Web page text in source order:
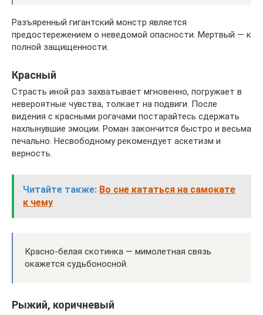
Разъяренный гигантский монстр является
предостережением о неведомой опасности. Мертвый — к
полной защищенности.
Красный
Страсть иной раз захватывает мгновенно, погружает в
невероятные чувства, толкает на подвиги. После
видения с красными рогачами постарайтесь сдержать
нахлынувшие эмоции. Роман закончится быстро и весьма
печально. Несвободному рекомендует аскетизм и
верность.
Читайте также: Во сне кататься на самокате
к чему
Красно-белая скотинка — мимолетная связь
окажется судьбоносной.
Рыжий, коричневый